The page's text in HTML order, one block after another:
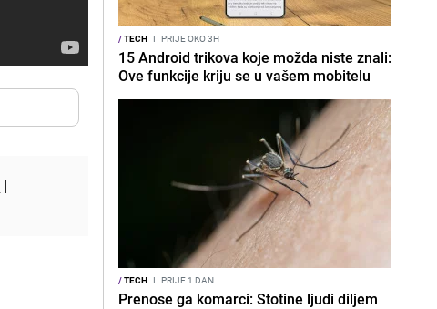
|
/TECH I PRIJE OKO 3H
15 Android trikova koje možda niste znali:
Ove funkcije kriju se u vašem mobitelu
/TECH I PRIJE 1 DAN
Prenose ga komarci: Stotine ljudi diljem